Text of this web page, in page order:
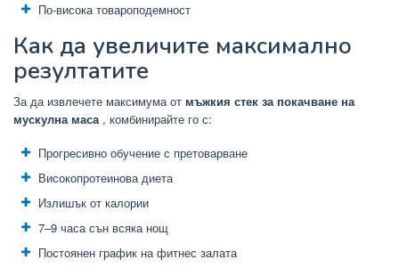
По-висока товароподемност
Как да увеличите максимално
резултатите
За да извлечете максимума от мъжкия стек за покачване на
мускулна маса, комбинирайте го с:
Прогресивно обучение с претоварване
Високопротеинова диета
Излишък от калории
7–9 часа сън всяка нощ
Постоянен график на фитнес залата